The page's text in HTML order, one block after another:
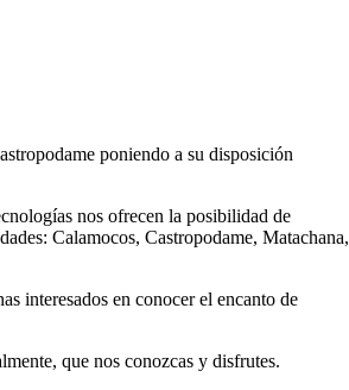
poniendo a su disposición
nos ofrecen la posibilidad de
Calamocos, Castropodame, Matachana,
interesados en conocer el encanto de
que nos conozcas y disfrutes.